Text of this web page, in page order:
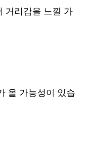
거리감을 느낄 가
올 가능성이 있습